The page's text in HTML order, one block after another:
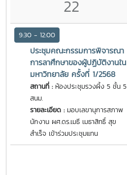
22
9:30 - 12:00
ประชุมคณะกรรมการพิจารณา
การลาศึกษาของผู้ปฏิบัติงานใน
มหาวิทยาลัย ครั้งที่ 1/2568
สถานที่ : ห้องประชุมรวงผึ้ง 5 ชั้น 5
สนม.
รายละเอียด : มอบเลขานุการสภาพ
นักงาน ผศ.ดร.เมธี เมธาสิทธิ์ สุข
สำเร็จ เข้าร่วมประชุมแทน